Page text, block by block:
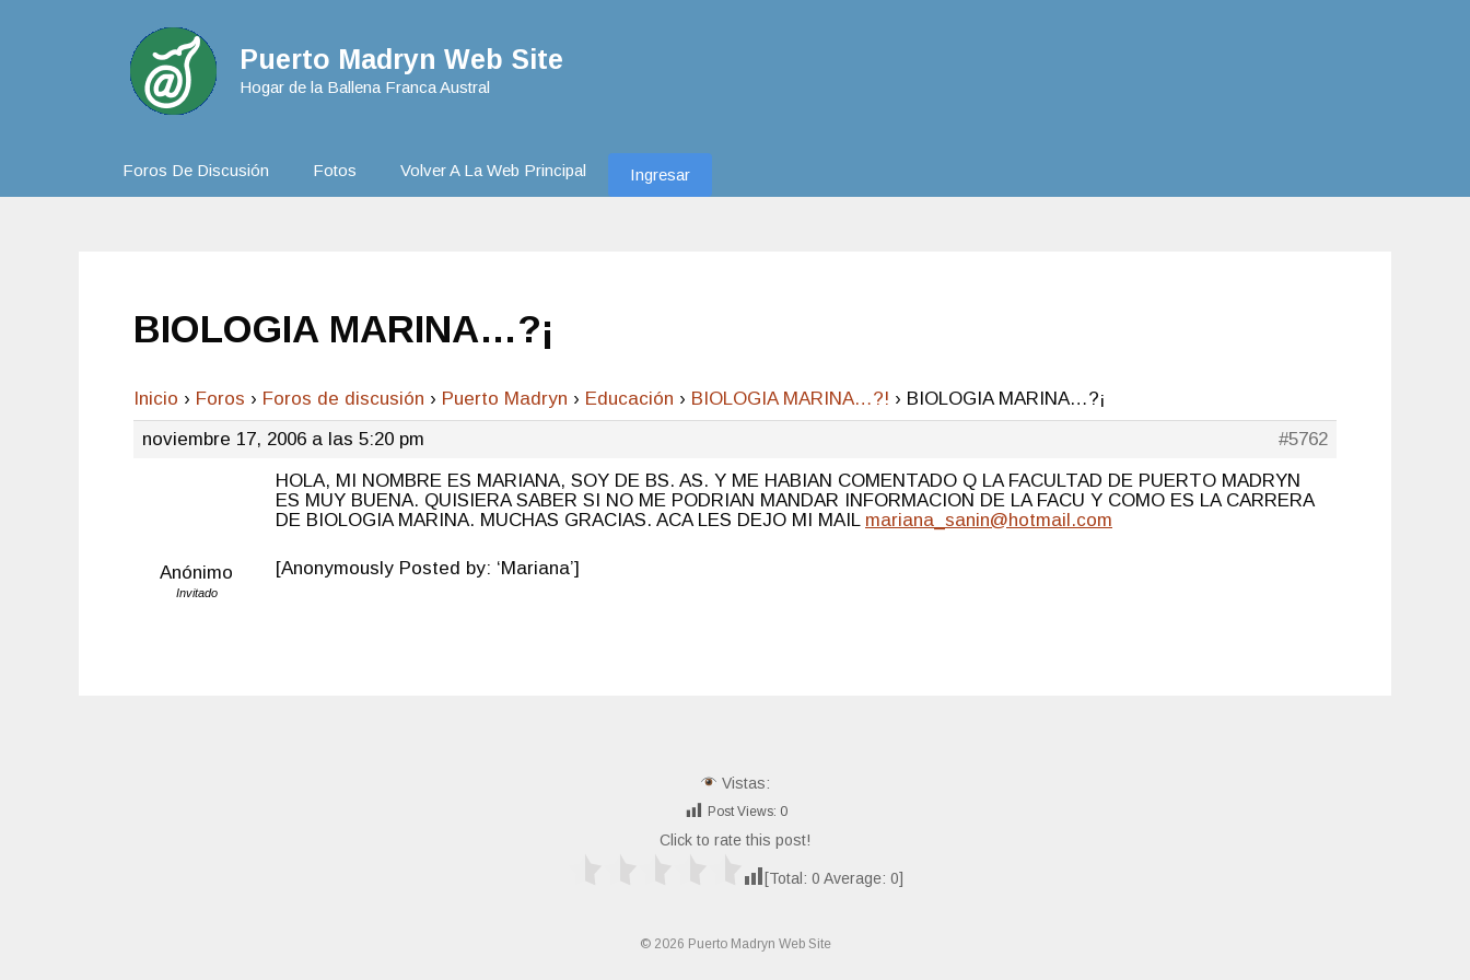
Puerto Madryn Web Site
Hogar de la Ballena Franca Austral
Foros De Discusión Fotos Volver A La Web Principal Ingresar
BIOLOGIA MARINA…?¡
Inicio › Foros › Foros de discusión › Puerto Madryn › Educación › BIOLOGIA MARINA…?! › BIOLOGIA MARINA…?¡
noviembre 17, 2006 a las 5:20 pm
#5762
Anónimo
Invitado
HOLA, MI NOMBRE ES MARIANA, SOY DE BS. AS. Y ME HABIAN COMENTADO Q LA FACULTAD DE PUERTO MADRYN
ES MUY BUENA. QUISIERA SABER SI NO ME PODRIAN MANDAR INFORMACION DE LA FACU Y COMO ES LA CARRERA
DE BIOLOGIA MARINA. MUCHAS GRACIAS. ACA LES DEJO MI MAIL mariana_sanin@hotmail.com
[Anonymously Posted by: ‘Mariana’]
Vistas:
Post Views: 0
Click to rate this post!
[Total: 0 Average: 0]
© 2026 Puerto Madryn Web Site